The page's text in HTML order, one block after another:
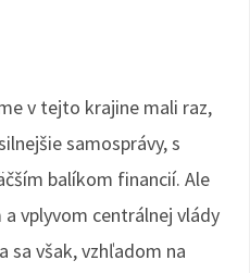
v tejto krajine mali raz,
samosprávy, s
balíkom financií. Ale
vplyvom centrálnej vlády
sa však, vzhľadom na